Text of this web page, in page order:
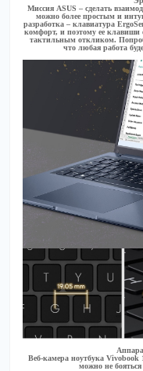
Миссия ASUS – сделать
можно более простым и
разработка – клавиатура
комфорт, и поэтому ее
тактильным откликом.
что любая работа
Веб-камера ноутбука Vivobook
можно не бояться